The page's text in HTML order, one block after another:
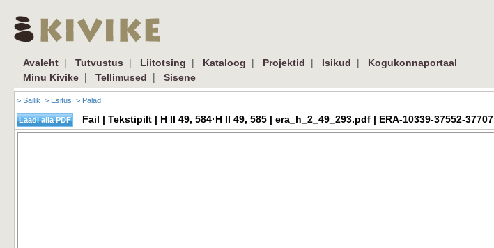
Avaleht | Tutvustus | Liitotsing | Kataloog | Projektid | Isikud |
Kogukonnaportaal
Minu Kivike | Tellimused | Sisene
> Säilik > Esitus > Palad
Fail | Tekstipilt | H II 49, 584·H II 49, 585 | era_h_2_49_293.pdf | ERA-10339-37552-37707